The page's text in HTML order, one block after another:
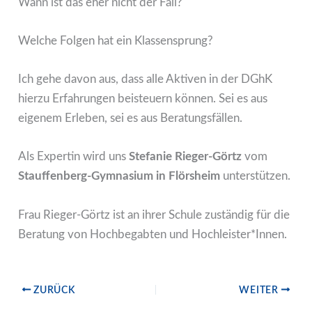
Welche Folgen hat ein Klassensprung?
Ich gehe davon aus, dass alle Aktiven in der DGhK
hierzu Erfahrungen beisteuern können. Sei es aus
eigenem Erleben, sei es aus Beratungsfällen.
Als Expertin wird unsStefanie Rieger-Görtz vom
Stauffenberg-Gymnasium in Flörsheim unterstützen.
Frau Rieger-Görtz ist an ihrer Schule zuständig für die
Beratung von Hochbegabten und Hochleister*Innen.
ZURÜCK WEITER